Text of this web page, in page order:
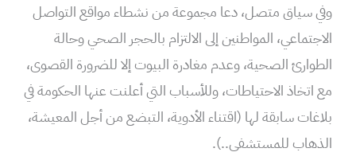
وفي سياق متصل، دعا مجموعة من نشطاء مواقع التواصل
الاجتماعي، المواطنين إلى الالتزام بالحجر الصحي وحالة
الطوارئ الصحية، وعدم مغادرة البيوت إلا للضرورة القصوى،
مع اتخاذ الاحتياطات، وللأسباب التي أعلنت عنها الحكومة في
بلاغات سابقة لها (اقتناء الأدوية، التبضع من أجل المعيشة،
الذهاب للمستشفى..).